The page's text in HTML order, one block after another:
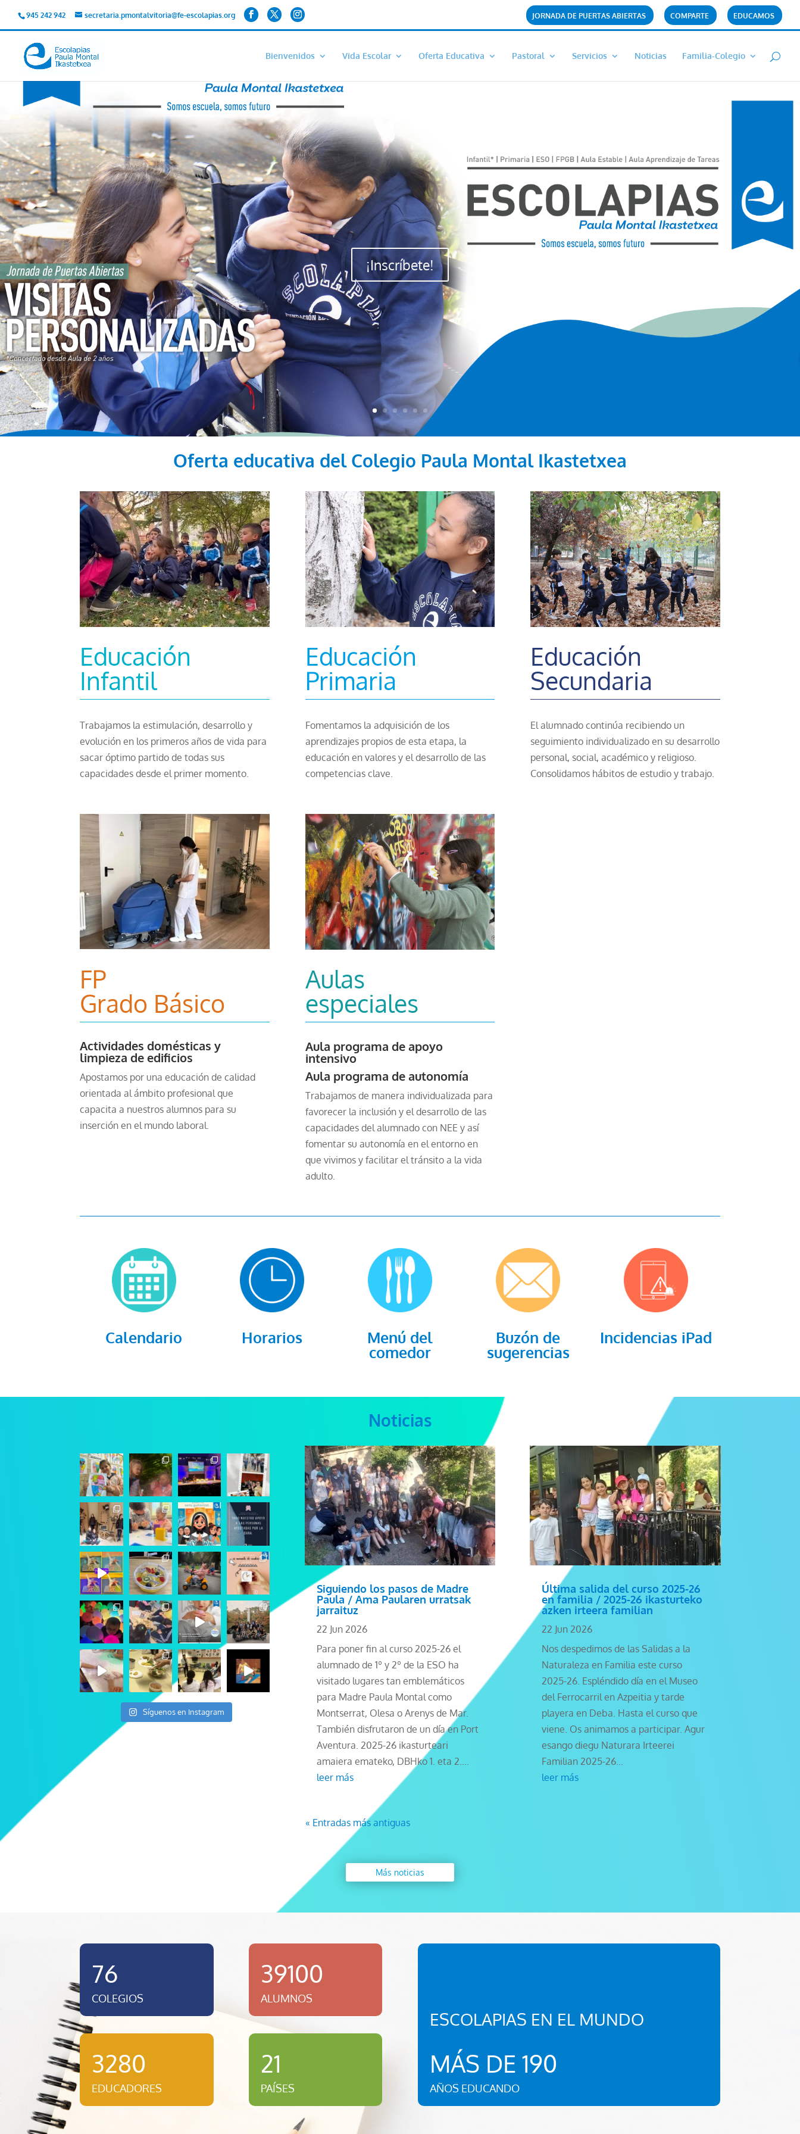
945 242 942 secretaria.pmontalvitoria@fe-escolapias.org JORNADA DE PUERTAS ABIERTAS COMPARTE EDUCAMOS
Bienvenidos Vida Escolar Oferta Educativa Pastoral Servicios Noticias Familia-Colegio
¡Inscríbete!
Oferta educativa del Colegio Paula Montal Ikastetxea
Educación
Infantil
Trabajamos la estimulación, desarrollo y
evolución en los primeros años de vida para
sacar óptimo partido de todas sus
capacidades desde el primer momento.
Educación
Primaria
Fomentamos la adquisición de los
aprendizajes propios de esta etapa, la
educación en valores y el desarrollo de las
competencias clave.
Educación
Secundaria
El alumnado continúa recibiendo un
seguimiento individualizado en su desarrollo
personal, social, académico y religioso.
Consolidamos hábitos de estudio y trabajo.
FP
Grado Básico
Actividades domésticas y
limpieza de edificios
Apostamos por una educación de calidad
orientada al ámbito profesional que
capacita a nuestros alumnos para su
inserción en el mundo laboral.
Aulas
especiales
Aula programa de apoyo
intensivo
Aula programa de autonomía
Trabajamos de manera individualizada para
favorecer la inclusión y el desarrollo de las
capacidades del alumnado con NEE y así
fomentar su autonomía en el entorno en
que vivimos y facilitar el tránsito a la vida
adulto.
Calendario Horarios Menú del
comedor
Buzón de
sugerencias
Incidencias iPad
Noticias
Síguenos en Instagram
Siguiendo los pasos de Madre
Paula / Ama Paularen urratsak
jarraituz
22 Jun 2026
Para poner fin al curso 2025-26 el
alumnado de 1º y 2º de la ESO ha
visitado lugares tan emblemáticos
para Madre Paula Montal como
Montserrat, Olesa o Arenys de Mar.
También disfrutaron de un día en Port
Aventura. 2025-26 ikasturteari
amaiera emateko, DBHko 1. eta 2....
leer más
Última salida del curso 2025-26
en familia / 2025-26 ikasturteko
azken irteera familian
22 Jun 2026
Nos despedimos de las Salidas a la
Naturaleza en Familia este curso
2025-26. Espléndido día en el Museo
del Ferrocarril en Azpeitia y tarde
playera en Deba. Hasta el curso que
viene. Os animamos a participar. Agur
esango diegu Naturara Irteerei
Familian 2025-26...
leer más
« Entradas más antiguas
Más noticias
76
COLEGIOS
3280
EDUCADORES
39100
ALUMNOS
21
PAÍSES
ESCOLAPIAS EN EL MUNDO
MÁS DE 190
AÑOS EDUCANDO